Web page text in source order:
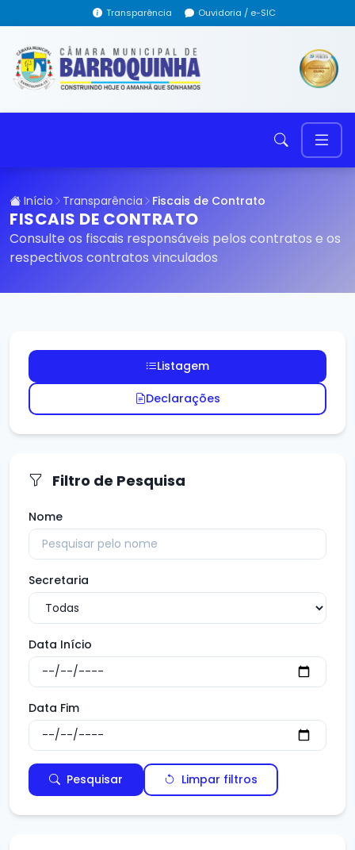
Transparência Ouvidoria / e-SIC
Início Transparência Fiscais de Contrato
FISCAIS DE CONTRATO
Consulte os fiscais responsáveis pelos contratos e os
respectivos contratos vinculados
Listagem
Declarações
Filtro de Pesquisa
Nome
Secretaria
Data Início
Data Fim
Pesquisar Limpar filtros